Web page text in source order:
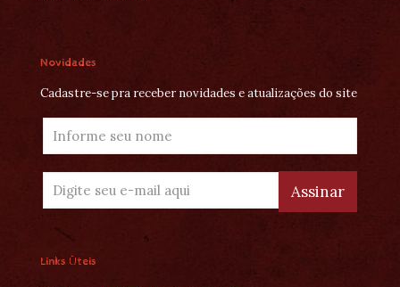
Novidades
Cadastre-se pra receber novidades e atualizações do site
Links Úteis